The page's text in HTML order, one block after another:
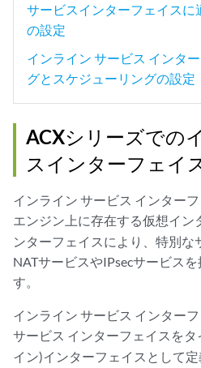
サービスインターフェイスに
の設定
インライン サービス インタ
グとスケジューリングの設定
ACXシリーズでの
スインターフェイ
インライン サービス インター
エンジン上に存在する仮想イン
ンターフェイスにより、特別な
NATサービスやIPsecサービス
す。
インライン サービス インター
サービス インターフェイスをタ
イン)インターフェイスとして